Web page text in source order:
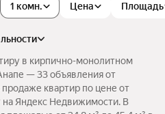
1 комн. Цена Площадь
в кирпично-монолитном
— 33 объявления от
квартир по цене от
Яндекс Недвижимости. В